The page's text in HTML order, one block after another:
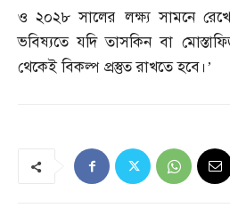
ও ২০২৮ সালের লক্ষ্য সামনে
ভবিষ্যতে যদি তাসকিন বা
থেকেই বিকল্প প্রস্তুত রাখতে হবে।’